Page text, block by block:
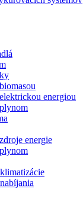
energiou
energie